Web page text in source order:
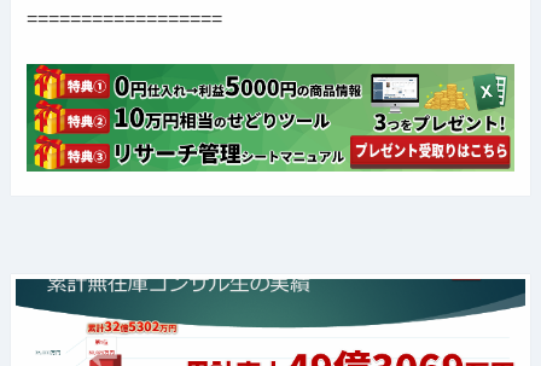
==================